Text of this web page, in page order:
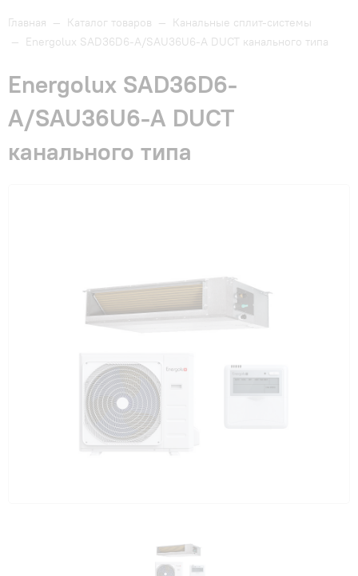
Как купить
Гарантия и сервис
Главная — Каталог товаров — Канальные сплит-системы
— Energolux SAD36D6-A/SAU36U6-A DUCT канального типа
Energolux SAD36D6-
A/SAU36U6-A DUCT
канального типа